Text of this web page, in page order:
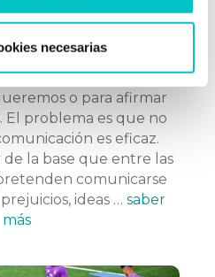
necesarias
todo. Es el único medio
nuestra opinión,
o para afirmar
El problema es que no
es eficaz.
la base que entre las
comunicarse
ideas … saber
más